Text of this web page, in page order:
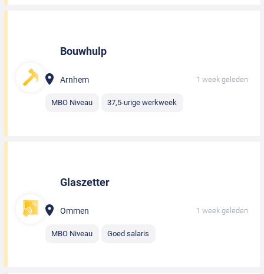
Bouwhulp
Arnhem 1 week geleden
MBO Niveau 37,5-urige werkweek
Glaszetter
Ommen 1 week geleden
MBO Niveau Goed salaris